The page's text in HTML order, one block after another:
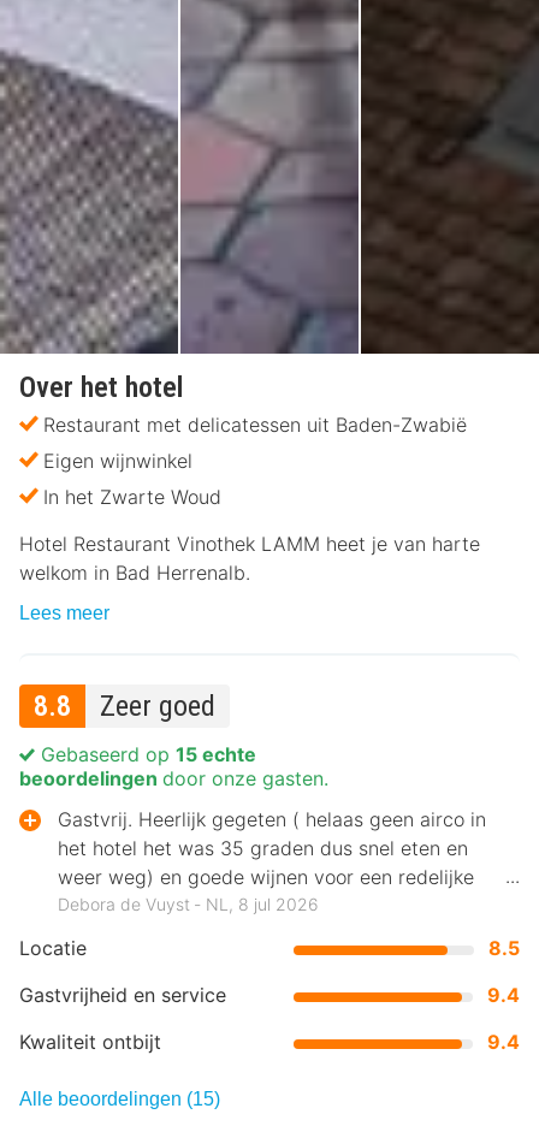
Over het hotel
Restaurant met delicatessen uit Baden-Zwabië
Eigen wijnwinkel
In het Zwarte Woud
Hotel Restaurant Vinothek LAMM heet je van harte
welkom in Bad Herrenalb.
Lees meer
8.8 Zeer goed
Locatie
8.5
Gastvrijheid en service
9.4
Kwaliteit ontbijt
9.4
Gebaseerd op 15 echte
beoordelingen door onze gasten.
Gastvrij. Heerlijk gegeten ( helaas geen airco in
het hotel het was 35 graden dus snel eten en
weer weg) en goede wijnen voor een redelijke
prijs.
Debora de Vuyst ‐ NL, 8 jul 2026
Alle beoordelingen (15)